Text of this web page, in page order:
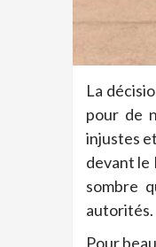
La
pour de
injustes
devant le
sombre
autorités.
Pour